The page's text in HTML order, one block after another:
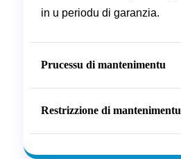
in u periodu di garanzia.
Prucessu di mantenimentu
Restrizzione di mantenimentu